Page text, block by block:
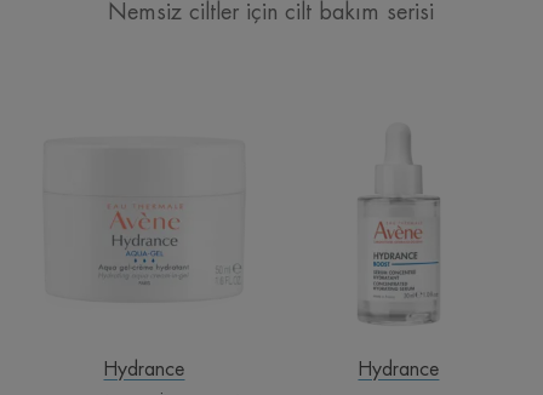
Nemsiz ciltler için cilt bakım serisi
İhtiyacı
olan
Tüm
Ciltler
Hydrance
Nemlendirici
Serum
Hydrance